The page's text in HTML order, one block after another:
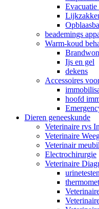
Evacuatie
beademings
Warm-koud
Ijs en gel
dekens
Accessoires
hoofd
Dieren geneeskunde
Veterinaire rvs
Veterinaire
Veterinair
Electrochirurgie
Veterinaire
urinetesten